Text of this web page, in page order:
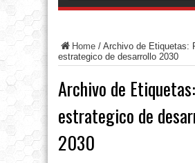
Home / Archivo de Etiquetas:
estrategico de desarrollo 2030
Archivo de Etiquetas:
estrategico de
2030